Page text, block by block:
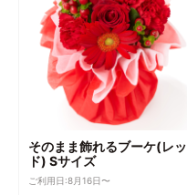
そのまま飾れるブーケ(レッ
ド) Sサイズ
ご利用日:8月16日〜